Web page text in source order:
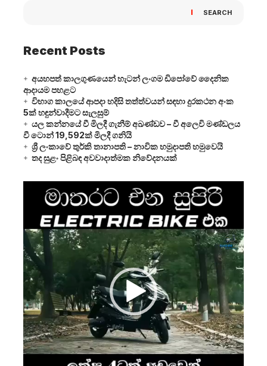
SEARCH
Recent Posts
අයහපත් කාලගුණයෙන් හැටන් ලංගම ඩිපෝවේ දෛනික
ආදායම පහළට
විභාග කාලයේ ආපදා හදිසි තත්ත්වයන් සඳහා දුරකථන අංක
5ක් හඳුන්වාදීමට සැලසුම්
යල කන්නයේ වී මිලදී ගැනීම් අඛණ්ඩව – වී අලෙවි මණ්ඩලය
වී ටොන් 19,592ක් මිලදී ගනියි
ශ්‍රී ලංකාවේ තුර්කි තානාපති – නාවික හමුදාපති හමුවෙයි
තද සුළං පිළිබඳ අවවාදාත්මක නිවේදනයක්
Player